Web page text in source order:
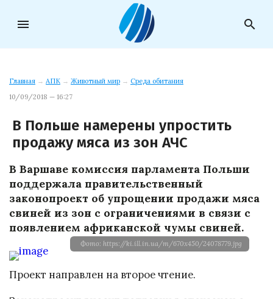
menu search
Главная → АПК → Животный мир → Среда обитания
10/09/2018 — 16:27
В Польше намерены упростить
продажу мяса из зон АЧС
В Варшаве комиссия парламента Польши
поддержала правительственный
законопроект об упрощении продажи мяса
свиней из зон с ограничениями в связи с
появлением африканской чумы свиней.
Фото: https://ki.ill.in.ua/m/670x450/24078779.jpg
Проект направлен на второе чтение.